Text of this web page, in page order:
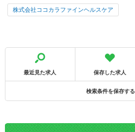
株式会社ココカラファインヘルスケア
最近見た求人 保存した求人
検索条件を保存する